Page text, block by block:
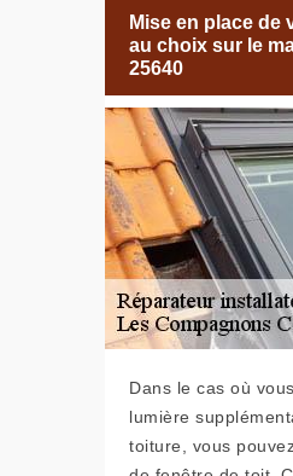
Mise en place de
au choix sur le
25640
Dans le cas où
lumière
toiture, vous